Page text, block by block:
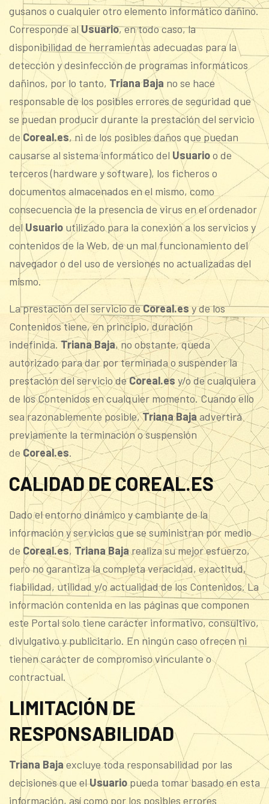
gusanos o cualquier otro elemento informático dañino.
Corresponde al Usuario, en todo caso, la
disponibilidad de herramientas adecuadas para la
detección y desinfección de programas informáticos
dañinos, por lo tanto, Triana Baja no se hace
responsable de los posibles errores de seguridad que
se puedan producir durante la prestación del servicio
de Coreal.es, ni de los posibles daños que puedan
causarse al sistema informático del Usuarioo de
terceros (hardware y software), los ficheros o
documentos almacenados en el mismo, como
consecuencia de la presencia de virus en el ordenador
delUsuario utilizado para la conexión a los servicios y
contenidos de la Web, de un mal funcionamiento del
navegador o del uso de versiones no actualizadas del
mismo.
La prestación del servicio deCoreal.esy de los
Contenidos tiene, en principio, duración
indefinida.Triana Baja, no obstante, queda
autorizado para dar por terminada o suspender la
prestación del servicio deCoreal.es y/o de cualquiera
de los Contenidos en cualquier momento. Cuando ello
sea razonablemente posible,Triana Bajaadvertirá
previamente la terminación o suspensión
de Coreal.es.
CALIDAD DE COREAL.ES
Dado el entorno dinámico y cambiante de la
información y servicios que se suministran por medio
de Coreal.es, Triana Bajarealiza su mejor esfuerzo,
pero no garantiza la completa veracidad, exactitud,
fiabilidad, utilidad y/o actualidad de los Contenidos. La
información contenida en las páginas que componen
este Portal solo tiene carácter informativo, consultivo,
divulgativo y publicitario. En ningún caso ofrecen ni
tienen carácter de compromiso vinculante o
contractual.
LIMITACIÓN DE
RESPONSABILIDAD
Triana Baja excluye toda responsabilidad por las
decisiones que elUsuario pueda tomar basado en esta
información, así como por los posibles errores